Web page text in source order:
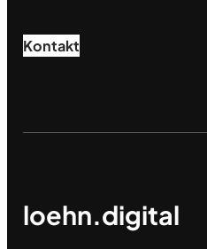
Kontakt
loehn.digital